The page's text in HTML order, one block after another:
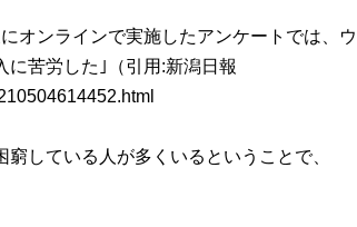
オンラインで実施したアンケートでは、ウ
苦労した｣（引用:新潟日報
している人が多くいるということで、